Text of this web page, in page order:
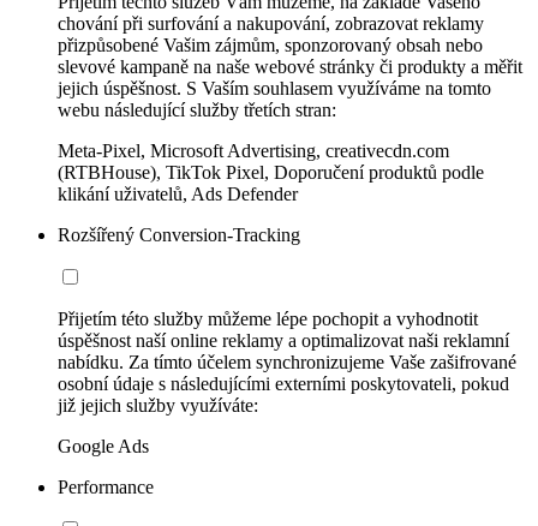
chování při surfování a nakupování, zobrazovat reklamy
přizpůsobené Vašim zájmům, sponzorovaný obsah nebo
slevové kampaně na naše webové stránky či produkty a měřit
jejich úspěšnost. S Vaším souhlasem využíváme na tomto
webu následující služby třetích stran:
Meta-Pixel, Microsoft Advertising, creativecdn.com
(RTBHouse), TikTok Pixel, Doporučení produktů podle
klikání uživatelů, Ads Defender
Rozšířený Conversion-Tracking
Přijetím této služby můžeme lépe pochopit a vyhodnotit
úspěšnost naší online reklamy a optimalizovat naši reklamní
nabídku. Za tímto účelem synchronizujeme Vaše zašifrované
osobní údaje s následujícími externími poskytovateli, pokud
již jejich služby využíváte:
Google Ads
Performance